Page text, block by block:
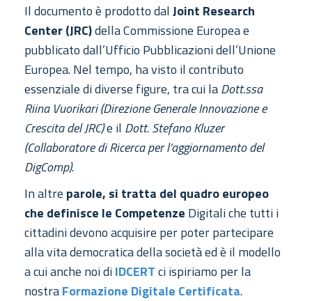
Il documento è prodotto dalJoint Research
Center (JRC)della Commissione Europea e
pubblicato dall’Ufficio Pubblicazioni dell’Unione
Europea. Nel tempo, ha visto il contributo
essenziale di diverse figure, tra cui laDott.ssa
Riina Vuorikari (Direzione Generale Innovazione e
Crescita del JRC)e il Dott. Stefano Kluzer
(Collaboratore di Ricerca per l’aggiornamento del
DigComp).
In altre parole, si tratta del quadro europeo
che definisce le Competenze Digitali che tutti i
cittadini devono acquisire per poter partecipare
alla vita democratica della società ed è il modello
a cui anche noi diIDCERTci ispiriamo per la
nostraFormazione Digitale Certificata.